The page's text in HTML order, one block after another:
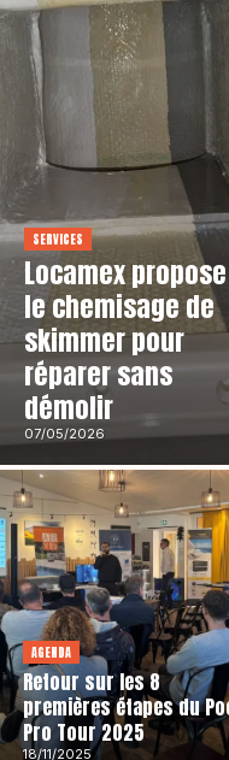
SERVICES
Locamex propose
le chemisage de
skimmer pour
réparer sans
démolir
07/05/2026
AGENDA
Retour sur les 8
premières étapes du
Pro Tour 2025
18/11/2025